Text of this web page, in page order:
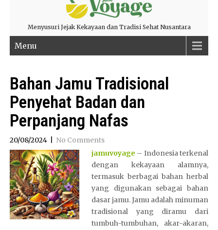
Menyusuri Jejak Kekayaan dan Tradisi Sehat Nusantara
Menu
Bahan Jamu Tradisional
Penyehat Badan dan
Perpanjang Nafas
20/08/2024
No Comments
jamuvoyage – Indonesia terkenal
dengan kekayaan alamnya,
termasuk berbagai bahan herbal
yang digunakan sebagai bahan
dasar jamu. Jamu adalah minuman
tradisional yang diramu dari
tumbuh-tumbuhan, akar-akaran,